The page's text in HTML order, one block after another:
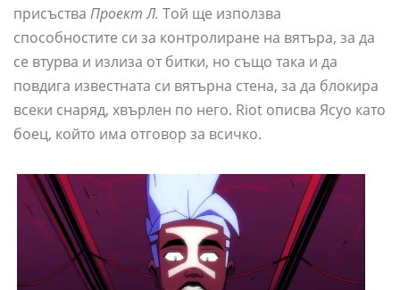
присъства Проект Л. Той ще използва
способностите си за контролиране на вятъра, за да
се втурва и излиза от битки, но също така и да
повдига известната си вятърна стена, за да блокира
всеки снаряд, хвърлен по него. Riot описва Ясуо като
боец, който има отговор за всичко.